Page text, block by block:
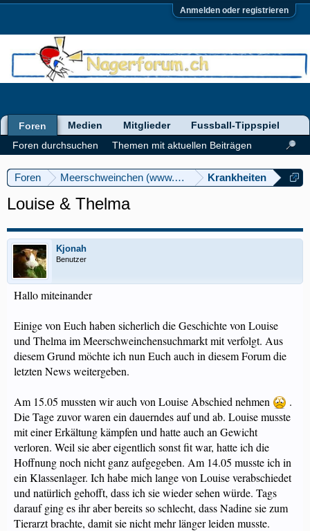
Anmelden oder registrieren
Foren Meerschweinchen (www.meerschweinforum.ch)
Krankheiten
Louise & Thelma
Kjonah
Benutzer
Hallo miteinander
Einige von Euch haben sicherlich die Geschichte von Louise
und Thelma im Meerschweinchensuchmarkt mit verfolgt. Aus
diesem Grund möchte ich nun Euch auch in diesem Forum die
letzten News weitergeben.
Am 15.05 mussten wir auch von Louise Abschied nehmen
.
Die Tage zuvor waren ein dauerndes auf und ab. Louise musste
mit einer Erkältung kämpfen und hatte auch an Gewicht
verloren. Weil sie aber eigentlich sonst fit war, hatte ich die
Hoffnung noch nicht ganz aufgegeben. Am 14.05 musste ich in
ein Klassenlager. Ich habe mich lange von Louise verabschiedet
und natürlich gehofft, dass ich sie wieder sehen würde. Tags
darauf ging es ihr aber bereits so schlecht, dass Nadine sie zum
Tierarzt brachte, damit sie nicht mehr länger leiden musste.
Foren
Foren durchsuchen
Themen mit aktuellen Beiträgen
Medien Mitglieder Fussball-Tippspiel